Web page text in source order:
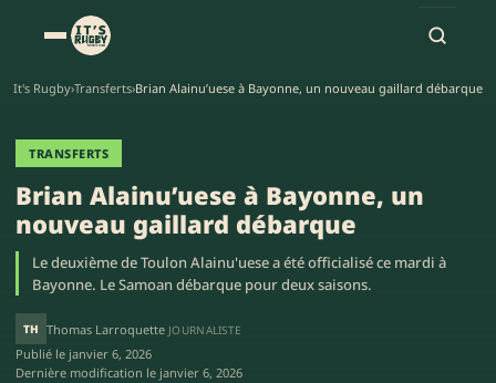
It's Rugby›Transferts›Brian Alainu’uese à Bayonne, un nouveau gaillard débarque
TRANSFERTS
Brian Alainu’uese à Bayonne, un
nouveau gaillard débarque
Le deuxième de Toulon Alainu'uese a été officialisé ce mardi à
Bayonne. Le Samoan débarque pour deux saisons.
TH Thomas Larroquette JOURNALISTE
Publié le janvier 6, 2026
Dernière modification le janvier 6, 2026